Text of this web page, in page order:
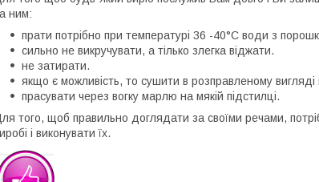
ним:
прати потрібно при температурі 36 -40°С води з
сильно не викручувати, а тілько злегка віджати.
не затирати.
якщо є можливість, то сушити в розправленому вигляді
прасувати через вогку марлю на мякій підстилці.
того, щоб правильно доглядати за своїми речами,
і виконувати їх.